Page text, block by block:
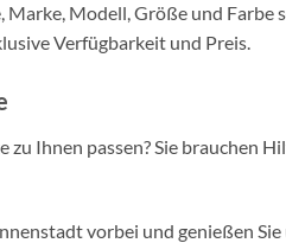
Modell, Größe und
Verfügbarkeit und Preis.
zu Ihnen passen? Sie brauchen
vorbei und genießen